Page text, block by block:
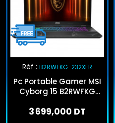
Réf : B2RWFKG-232XFR
Pc Portable Gamer MSI
Cyborg 15 B2RWFKG
RTX 5060
3 699,000 DT